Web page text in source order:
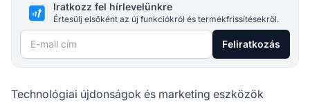
Iratkozz fel hírlevelünkre
Értesülj elsőként az új funkciókról és termékfrissítésekről.
E-mail cím Feliratkozás
Technológiai újdonságok és marketing eszközök